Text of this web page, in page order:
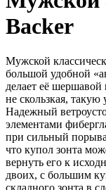
Backer
Мужской
большой удобной
делает её
не скользкая,
Надежный
элементами
при сильный
что купол зонта
вернуть его к
двоих, с большим
складного зонта в